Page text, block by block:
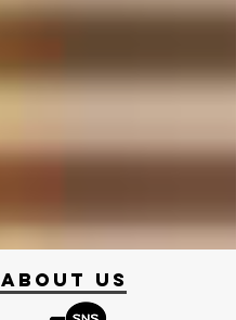
ABOUT US